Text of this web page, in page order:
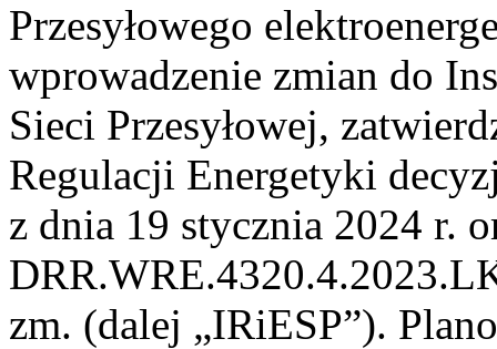
Przesyłowego
wprowadzenie zmian do
Sieci Przesyłowej,
Regulacji Energetyki
z dnia 19 stycznia 2024 r.
zm. (dalej „IRiESP”).